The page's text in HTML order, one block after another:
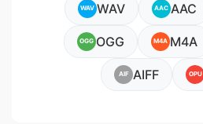
WAV WAV AAC AAC
OGG OGG M4A M4A
AIF AIFF OPU